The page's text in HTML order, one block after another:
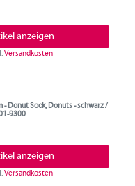
anzeigen
Versandkosten
- Donut Sock, Donuts - schwarz /
9300
anzeigen
Versandkosten